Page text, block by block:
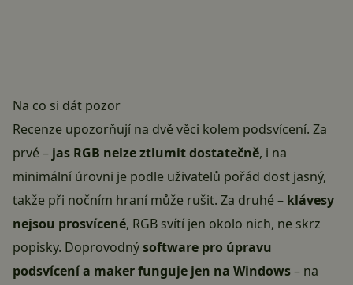
Na co si dát pozor
Recenze upozorňují na dvě věci kolem podsvícení. Za
prvé – jas RGB nelze ztlumit dostatečně, i na
minimální úrovni je podle uživatelů pořád dost jasný,
takže při nočním hraní může rušit. Za druhé – klávesy
nejsou prosvícené, RGB svítí jen okolo nich, ne skrz
popisky. Doprovodnýsoftware pro úpravu
podsvícení a maker funguje jen na Windows– na